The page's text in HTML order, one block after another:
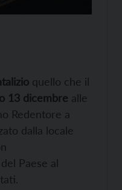
quello che il
13 dicembre alle
Redentore a
dalla locale
Paese al